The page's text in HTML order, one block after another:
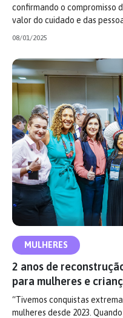
confirmando o compromisso
valor do cuidado e das
08/01/2025
MULHERES
2 anos de
para mulheres e
“Tivemos conquistas
mulheres desde 2023.